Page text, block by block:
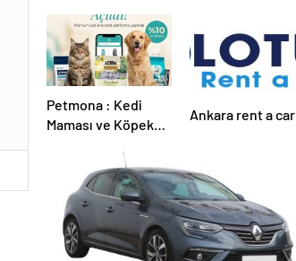
Petmona : Kedi
Maması ve Köpek
Evcil Hayvan
Ürünleri
Ankara rent a car